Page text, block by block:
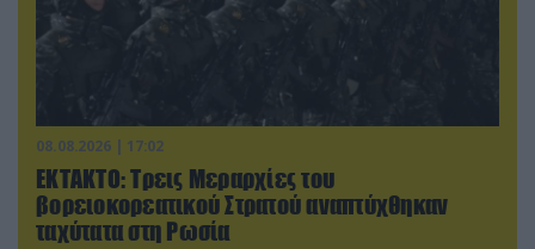
08.08.2026 | 17:02
ΕΚΤΑΚΤΟ: Τρεις Μεραρχίες του
βορειοκορεατικού Στρατού αναπτύχθηκαν
ταχύτατα στη Ρωσία